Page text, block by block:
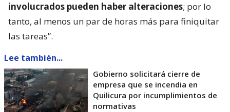
involucrados pueden haber alteraciones; por lo
tanto, al menos un par de horas más para finiquitar
las tareas”.
Lee también...
Gobierno solicitará cierre de
empresa que se incendia en
Quilicura por incumplimientos de
normativas